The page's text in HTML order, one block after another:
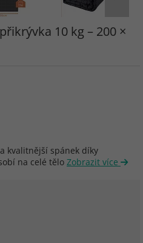
10 kg – 200 ×
kvalitnější spánek díky
na celé tělo Zobrazit více